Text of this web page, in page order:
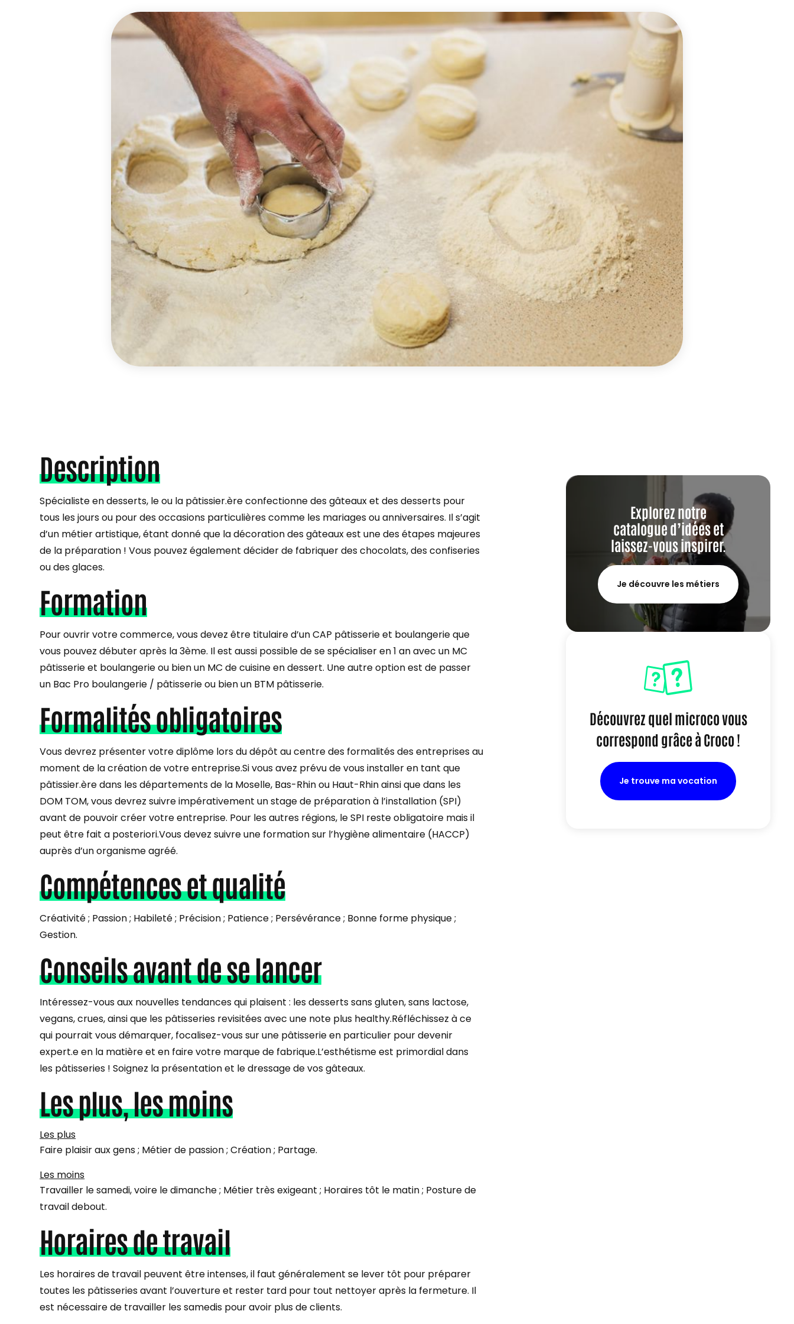
Description
Spécialiste en desserts, le ou la pâtissier.ère confectionne des gâteaux et des desserts pour
tous les jours ou pour des occasions particulières comme les mariages ou anniversaires. Il s’agit
d’un métier artistique, étant donné que la décoration des gâteaux est une des étapes majeures
de la préparation ! Vous pouvez également décider de fabriquer des chocolats, des confiseries
ou des glaces.
Formation
Pour ouvrir votre commerce, vous devez être titulaire d’un CAP pâtisserie et boulangerie que
vous pouvez débuter après la 3ème. Il est aussi possible de se spécialiser en 1 an avec un MC
pâtisserie et boulangerie ou bien un MC de cuisine en dessert. Une autre option est de passer
un Bac Pro boulangerie / pâtisserie ou bien un BTM pâtisserie.
Formalités obligatoires
Vous devrez présenter votre diplôme lors du dépôt au centre des formalités des entreprises au
moment de la création de votre entreprise.Si vous avez prévu de vous installer en tant que
pâtissier.ère dans les départements de la Moselle, Bas-Rhin ou Haut-Rhin ainsi que dans les
DOM TOM, vous devrez suivre impérativement un stage de préparation à l’installation (SPI)
avant de pouvoir créer votre entreprise. Pour les autres régions, le SPI reste obligatoire mais il
peut être fait a posteriori.Vous devez suivre une formation sur l’hygiène alimentaire (HACCP)
auprès d’un organisme agréé.
Compétences et qualité
Créativité ; Passion ; Habileté ; Précision ; Patience ; Persévérance ; Bonne forme physique ;
Gestion.
Conseils avant de se lancer
Intéressez-vous aux nouvelles tendances qui plaisent : les desserts sans gluten, sans lactose,
vegans, crues, ainsi que les pâtisseries revisitées avec une note plus healthy.Réfléchissez à ce
qui pourrait vous démarquer, focalisez-vous sur une pâtisserie en particulier pour devenir
expert.e en la matière et en faire votre marque de fabrique.L’esthétisme est primordial dans
les pâtisseries ! Soignez la présentation et le dressage de vos gâteaux.
Les plus, les moins
Les plus
Faire plaisir aux gens ; Métier de passion ; Création ; Partage.
Les moins
Travailler le samedi, voire le dimanche ; Métier très exigeant ; Horaires tôt le matin ; Posture de
travail debout.
Horaires de travail
Les horaires de travail peuvent être intenses, il faut généralement se lever tôt pour préparer
toutes les pâtisseries avant l’ouverture et rester tard pour tout nettoyer après la fermeture. Il
est nécessaire de travailler les samedis pour avoir plus de clients.
Explorez notre
catalogue d’idées et
laissez-vous inspirer.
Je découvre les métiers
Découvrez quel microco vous
correspond grâce à Croco !
Je trouve ma vocation